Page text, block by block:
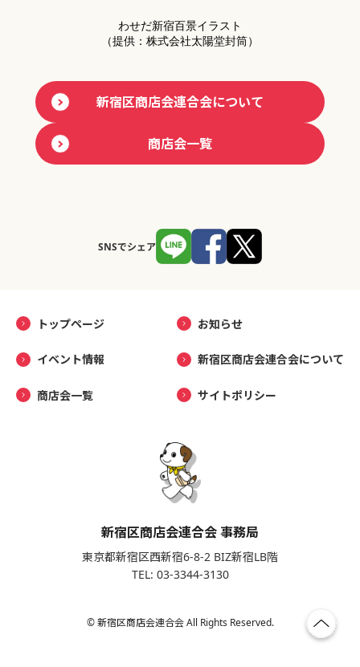
わせだ新宿百景イラスト
（提供：株式会社太陽堂封筒）
新宿区商店会連合会について
商店会一覧
SNSでシェア
トップページ お知らせ
イベント情報 新宿区商店会連合会について
商店会一覧 サイトポリシー
新宿区商店会連合会 事務局
東京都新宿区西新宿6-8-2 BIZ新宿LB階
TEL: 03-3344-3130
© 新宿区商店会連合会 All Rights Reserved.